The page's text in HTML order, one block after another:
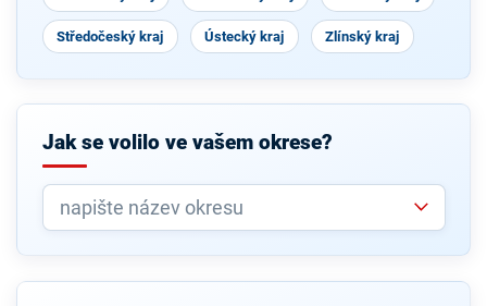
Středočeský kraj Ústecký kraj Zlínský kraj
Jak se volilo ve vašem okrese?